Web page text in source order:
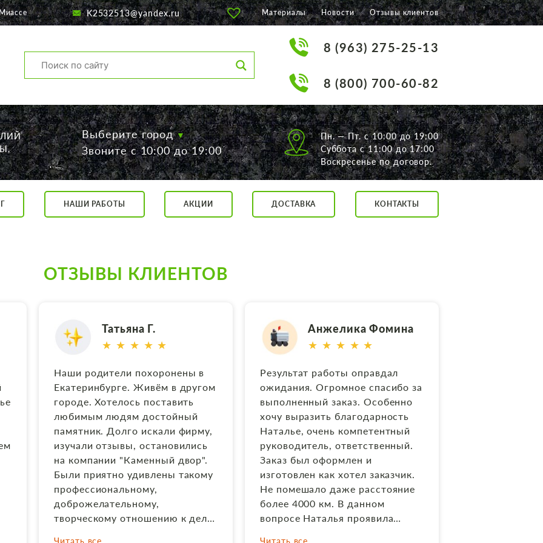
56
K2532513@yandex.ru Материалы Новости Отзывы клиентов
8 (963) 275-25-13
8 (800) 700-60-82
Выберите город
Звоните с 10:00 до 19:00
Пн. — Пт. с 10:00 до 19:00
Суббота с 11:00 до 17:00
Воскресенье по договор.
НАШИ РАБОТЫ АКЦИИ ДОСТАВКА КОНТАКТЫ
ОТЗЫВЫ КЛИЕНТОВ
Татьяна Г.
★ ★ ★ ★ ★
Наши родители похоронены в
Екатеринбурге. Живём в другом
городе. Хотелось поставить
любимым людям достойный
памятник. Долго искали фирму,
изучали отзывы, остановились
на компании "Каменный двор".
Были приятно удивлены такому
профессиональному,
доброжелательному,
творческому отношению к делу,
Читать все
Анжелика Фомина
★ ★ ★ ★ ★
Результат работы оправдал
ожидания. Огромное спасибо за
выполненный заказ. Особенно
хочу выразить благодарность
Наталье, очень компетентный
руководитель, ответственный.
Заказ был оформлен и
изготовлен как хотел заказчик.
Не помешало даже расстояние
более 4000 км. В данном
вопросе Наталья проявила
Читать все